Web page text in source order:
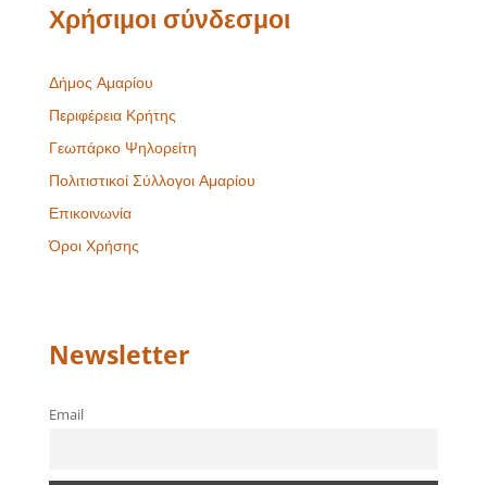
Χρήσιμοι σύνδεσμοι
Δήμος Αμαρίου
Περιφέρεια Κρήτης
Γεωπάρκο Ψηλορείτη
Πολιτιστικοί Σύλλογοι Αμαρίου
Επικοινωνία
Όροι Χρήσης
Newsletter
Email